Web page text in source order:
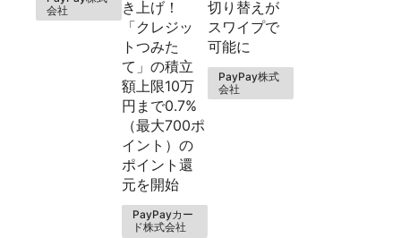
会社
き上げ！
「クレジッ
トつみた
て」の積立
額上限10万
円まで0.7%
（最大700ポ
イント）の
ポイント還
元を開始
PayPayカー
ド株式会社
切り替えが
スワイプで
可能に
PayPay株式
会社